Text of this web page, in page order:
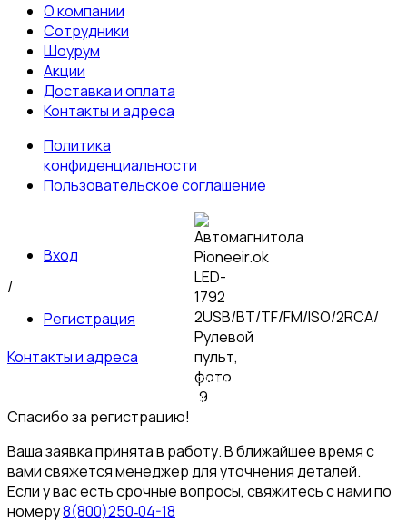
О компании
Сотрудники
Шоурум
Акции
Доставка и оплата
Контакты и адреса
Политика
конфиденциальности
Пользовательское соглашение
Вход
/
Регистрация
Контакты и адреса
© 2026 Пультовик-Оптом. Все права защищены
Политика конфиденциальности
Спасибо за регистрацию!
Ваша заявка принята в работу. В ближайшее время с
вами свяжется менеджер для уточнения деталей.
Если у вас есть срочные вопросы, свяжитесь с нами по
номеру8(800)250‑04-18